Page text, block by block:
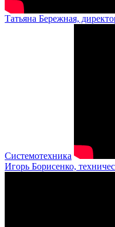
Татьяна Бережная,
Системотехника
Игорь Борисенко,